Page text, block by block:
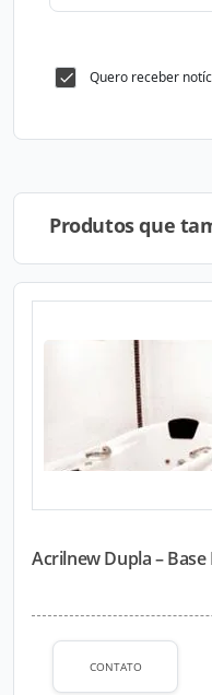
Quero receber
Produtos que
Acrilnew Dupla –
CONTATO